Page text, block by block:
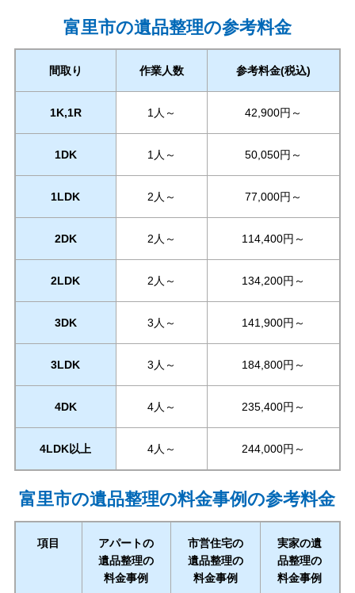
富里市の遺品整理の参考料金
間取り 作業人数 参考料金(税込)
1K,1R 1人～ 42,900円～
1DK 1人～ 50,050円～
1LDK 2人～ 77,000円～
2DK 2人～ 114,400円～
2LDK 2人～ 134,200円～
3DK 3人～ 141,900円～
3LDK 3人～ 184,800円～
4DK 4人～ 235,400円～
4LDK以上 4人～ 244,000円～
富里市の遺品整理の料金事例の参考料金
項目
アパートの
遺品整理の
料金事例
市営住宅の
遺品整理の
料金事例
実家の遺
品整理の
料金事例